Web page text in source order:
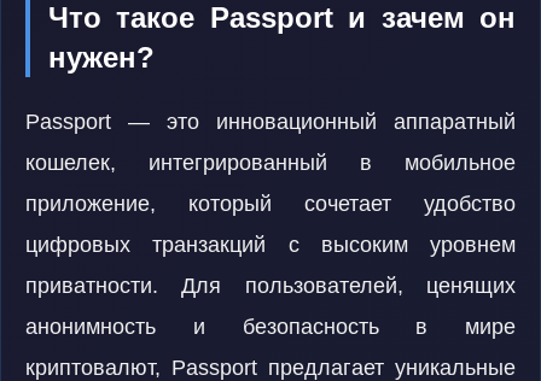
Что такое Passport и зачем он
нужен?
Passport — это инновационный аппаратный
кошелек, интегрированный в мобильное
приложение, который сочетает удобство
цифровых транзакций с высоким уровнем
приватности. Для пользователей, ценящих
анонимность и безопасность в мире
криптовалют, Passport предлагает уникальные